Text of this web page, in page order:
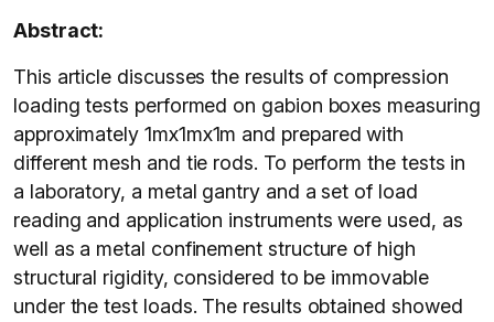
Abstract:
This article discusses the results of compression
loading tests performed on gabion boxes measuring
approximately 1mx1mx1m and prepared with
different mesh and tie rods. To perform the tests in
a laboratory, a metal gantry and a set of load
reading and application instruments were used, as
well as a metal confinement structure of high
structural rigidity, considered to be immovable
under the test loads. The results obtained showed